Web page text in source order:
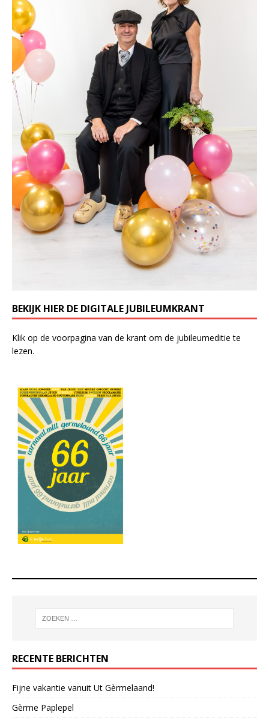
BEKIJK HIER DE DIGITALE JUBILEUMKRANT
Klik op de voorpagina van de krant om de jubileumeditie te
lezen.
RECENTE BERICHTEN
Fijne vakantie vanuit Ut Gèrmelaand!
Gèrme Paplepel